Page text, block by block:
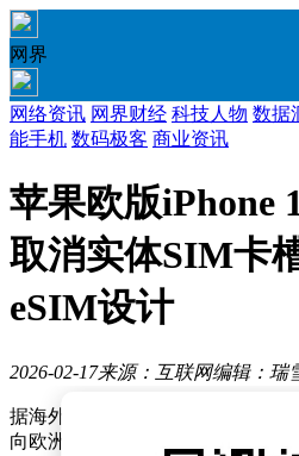
网界
网络资讯 网界财经 科技人物 数据
能手机 数码极客 商业资讯
苹果欧版iPhone
取消实体SIM卡
eSIM设计
2026-02-17来源：互联网编辑：瑞
据海外科技媒体techmaniacs披露
向欧洲市场推出的iPhone 18 Pro/